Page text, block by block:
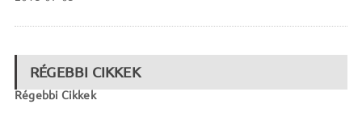
RÉGEBBI CIKKEK
Régebbi Cikkek